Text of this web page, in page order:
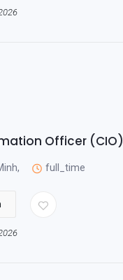
Officer (CIO)
full_time